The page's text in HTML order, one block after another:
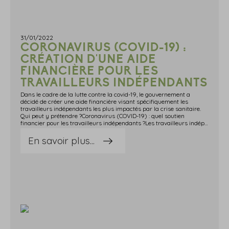
31/01/2022
CORONAVIRUS (COVID-19) :
CRÉATION D'UNE AIDE
FINANCIÈRE POUR LES
TRAVAILLEURS INDÉPENDANTS
Dans le cadre de la lutte contre la covid-19, le gouvernement a
décidé de créer une aide financière visant spécifiquement les
travailleurs indépendants les plus impactés par la crise sanitaire.
Qui peut y prétendre ?Coronavirus (COVID-19) : quel soutien
financier pour les travailleurs indépendants ?Les travailleurs indépendants, y compris les micro-entrepreneurs, des secteurs de l'hôtellerie, de la restauration, du monde de la nuit, de l'évènementiel et des agences de voyage vont pouvoir bénéficier d'une aide financière exceptionnelle (AFE).Pour cela, il faut que leur l'activité soit particulièrement affectée par la situation sanitaire (plus de 50 % de perte de chiffre d'affaires).Les travailleurs indépendants et micro-entrepreneurs pourront en faire la demande sur les sites Web suivants :https:undefinedundefinedwww.urssaf.frundefinedportailundefinedhome.html ;https:undefinedundefinedwww.secu-independants.frundefined ;https:undefinedundefinedwww.autoentrepreneur.urssaf.frundefinedportailundefinedaccueil.html.L'aide financière est ouverte aux travailleurs indépendants et micro-entrepreneurs qui ne bénéficient pas de l'aide coûts fixes et qui subissent une perte d'activité comparable à celle qui ouvre droit à ce dispositif.Le montant de l'aide peut être adapté en fonction de la fragilité de leur situation.Source : Communiqué de presse du ministère de l'Economie du 28 janvier 2022, n° 1954Coronavirus (COVID-19) : création d'une aide financière pour les travailleurs indépendants © Copyright WebLex - 2022
En savoir plus...